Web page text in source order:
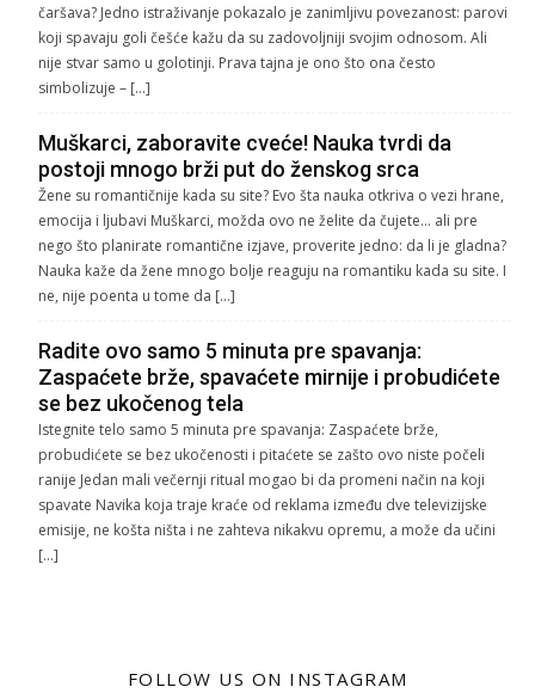
čaršava? Jedno istraživanje pokazalo je zanimljivu povezanost: parovi
koji spavaju goli češće kažu da su zadovoljniji svojim odnosom. Ali
nije stvar samo u golotinji. Prava tajna je ono što ona često
simbolizuje – […]
Muškarci, zaboravite cveće! Nauka tvrdi da
postoji mnogo brži put do ženskog srca
Žene su romantičnije kada su site? Evo šta nauka otkriva o vezi hrane,
emocija i ljubavi Muškarci, možda ovo ne želite da čujete… ali pre
nego što planirate romantične izjave, proverite jedno: da li je gladna?
Nauka kaže da žene mnogo bolje reaguju na romantiku kada su site. I
ne, nije poenta u tome da […]
Radite ovo samo 5 minuta pre spavanja:
Zaspaćete brže, spavaćete mirnije i probudićete
se bez ukočenog tela
Istegnite telo samo 5 minuta pre spavanja: Zaspaćete brže,
probudićete se bez ukočenosti i pitaćete se zašto ovo niste počeli
ranije Jedan mali večernji ritual mogao bi da promeni način na koji
spavate Navika koja traje kraće od reklama između dve televizijske
emisije, ne košta ništa i ne zahteva nikakvu opremu, a može da učini
[…]
FOLLOW US ON INSTAGRAM